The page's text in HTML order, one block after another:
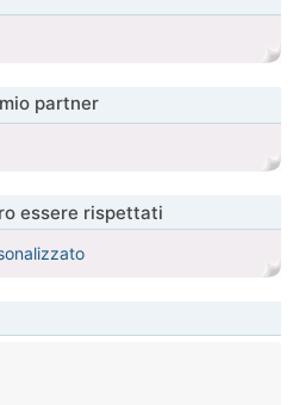
partner
essere rispettati